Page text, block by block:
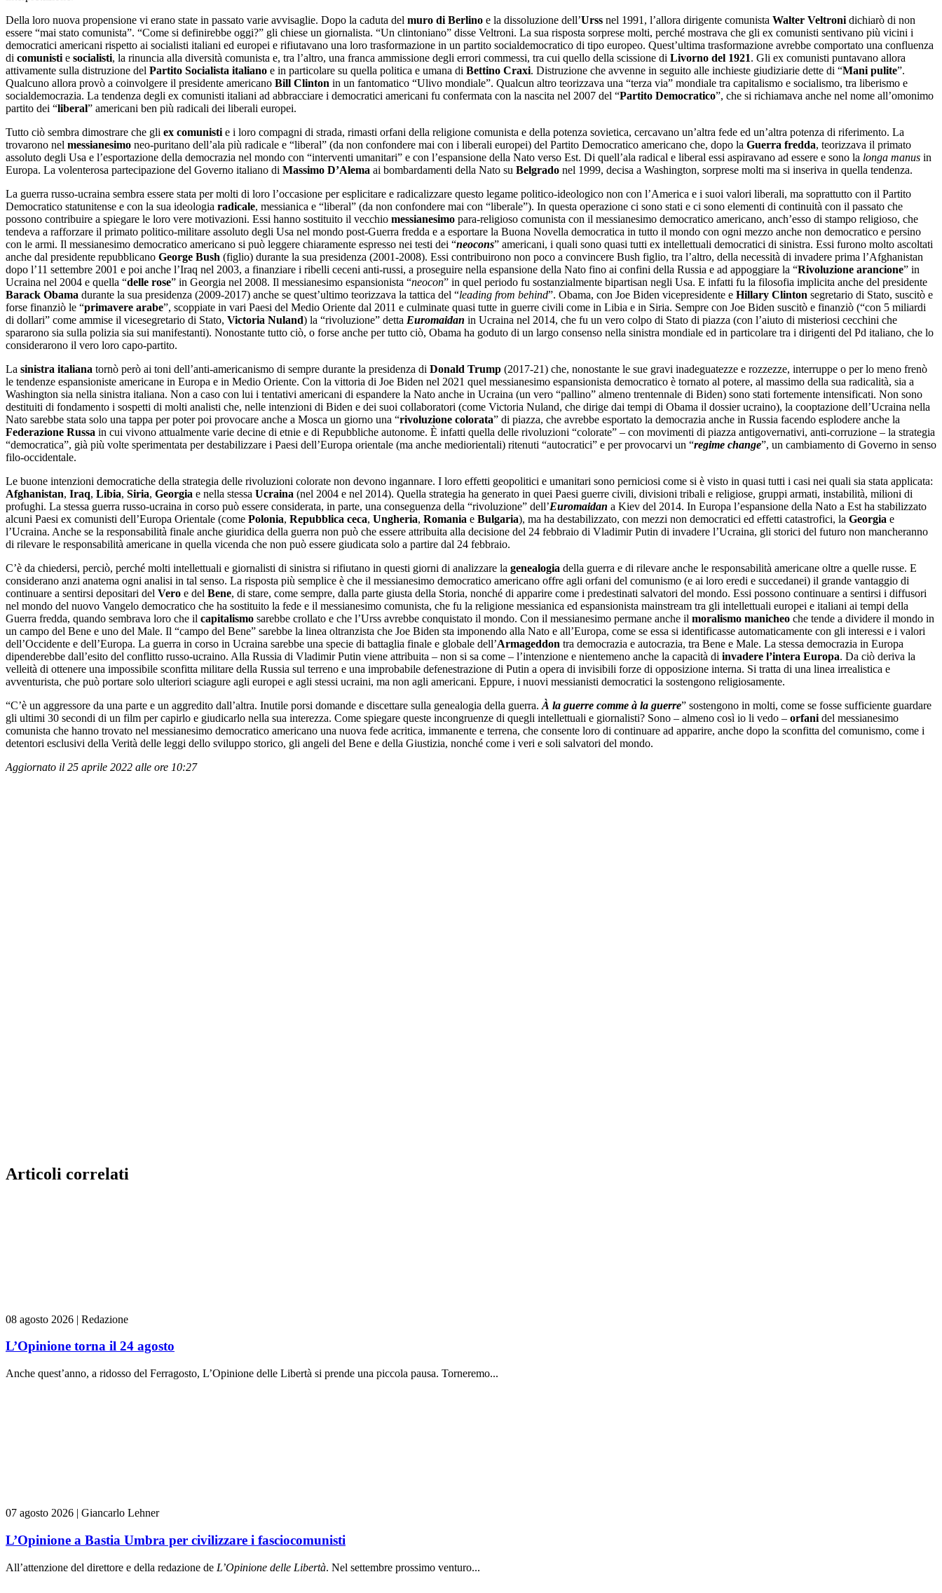
Della loro nuova propensione vi erano state in passato varie avvisaglie. Dopo la caduta del muro di Berlino e la dissoluzione dell’Urss nel 1991, l’allora dirigente comunista Walter Veltroni dichiarò di non
essere “mai stato comunista”. “Come si definirebbe oggi?” gli chiese un giornalista. “Un clintoniano” disse Veltroni. La sua risposta sorprese molti, perché mostrava che gli ex comunisti sentivano più vicini i
democratici americani rispetto ai socialisti italiani ed europei e rifiutavano una loro trasformazione in un partito socialdemocratico di tipo europeo. Quest’ultima trasformazione avrebbe comportato una confluenza
di comunisti e socialisti, la rinuncia alla diversità comunista e, tra l’altro, una franca ammissione degli errori commessi, tra cui quello della scissione di Livorno del 1921. Gli ex comunisti puntavano allora
attivamente sulla distruzione del Partito Socialista italiano e in particolare su quella politica e umana di Bettino Craxi. Distruzione che avvenne in seguito alle inchieste giudiziarie dette di “Mani pulite”.
Qualcuno allora provò a coinvolgere il presidente americano Bill Clinton in un fantomatico “Ulivo mondiale”. Qualcun altro teorizzava una “terza via” mondiale tra capitalismo e socialismo, tra liberismo e
socialdemocrazia. La tendenza degli ex comunisti italiani ad abbracciare i democratici americani fu confermata con la nascita nel 2007 del “Partito Democratico”, che si richiamava anche nel nome all’omonimo
partito dei “liberal” americani ben più radicali dei liberali europei.
Tutto ciò sembra dimostrare che gli ex comunisti e i loro compagni di strada, rimasti orfani della religione comunista e della potenza sovietica, cercavano un’altra fede ed un’altra potenza di riferimento. La
trovarono nel messianesimo neo-puritano dell’ala più radicale e “liberal” (da non confondere mai con i liberali europei) del Partito Democratico americano che, dopo la Guerra fredda, teorizzava il primato
assoluto degli Usa e l’esportazione della democrazia nel mondo con “interventi umanitari” e con l’espansione della Nato verso Est. Di quell’ala radical e liberal essi aspiravano ad essere e sono la longa manus in
Europa. La volenterosa partecipazione del Governo italiano di Massimo D’Alema ai bombardamenti della Nato su Belgrado nel 1999, decisa a Washington, sorprese molti ma si inseriva in quella tendenza.
La guerra russo-ucraina sembra essere stata per molti di loro l’occasione per esplicitare e radicalizzare questo legame politico-ideologico non con l’America e i suoi valori liberali, ma soprattutto con il Partito
Democratico statunitense e con la sua ideologia radicale, messianica e “liberal” (da non confondere mai con “liberale”). In questa operazione ci sono stati e ci sono elementi di continuità con il passato che
possono contribuire a spiegare le loro vere motivazioni. Essi hanno sostituito il vecchio messianesimo para-religioso comunista con il messianesimo democratico americano, anch’esso di stampo religioso, che
tendeva a rafforzare il primato politico-militare assoluto degli Usa nel mondo post-Guerra fredda e a esportare la Buona Novella democratica in tutto il mondo con ogni mezzo anche non democratico e persino
con le armi. Il messianesimo democratico americano si può leggere chiaramente espresso nei testi dei “neocons” americani, i quali sono quasi tutti ex intellettuali democratici di sinistra. Essi furono molto ascoltati
anche dal presidente repubblicano George Bush (figlio) durante la sua presidenza (2001-2008). Essi contribuirono non poco a convincere Bush figlio, tra l’altro, della necessità di invadere prima l’Afghanistan
dopo l’11 settembre 2001 e poi anche l’Iraq nel 2003, a finanziare i ribelli ceceni anti-russi, a proseguire nella espansione della Nato fino ai confini della Russia e ad appoggiare la “Rivoluzione arancione” in
Ucraina nel 2004 e quella “delle rose” in Georgia nel 2008. Il messianesimo espansionista “neocon” in quel periodo fu sostanzialmente bipartisan negli Usa. E infatti fu la filosofia implicita anche del presidente
Barack Obama durante la sua presidenza (2009-2017) anche se quest’ultimo teorizzava la tattica del “leading from behind”. Obama, con Joe Biden vicepresidente e Hillary Clinton segretario di Stato, suscitò e
forse finanziò le “primavere arabe”, scoppiate in vari Paesi del Medio Oriente dal 2011 e culminate quasi tutte in guerre civili come in Libia e in Siria. Sempre con Joe Biden suscitò e finanziò (“con 5 miliardi
di dollari” come ammise il vicesegretario di Stato, Victoria Nuland) la “rivoluzione” detta Euromaidan in Ucraina nel 2014, che fu un vero colpo di Stato di piazza (con l’aiuto di misteriosi cecchini che
spararono sia sulla polizia sia sui manifestanti). Nonostante tutto ciò, o forse anche per tutto ciò, Obama ha goduto di un largo consenso nella sinistra mondiale ed in particolare tra i dirigenti del Pd italiano, che lo
considerarono il vero loro capo-partito.
La sinistra italiana tornò però ai toni dell’anti-americanismo di sempre durante la presidenza di Donald Trump (2017-21) che, nonostante le sue gravi inadeguatezze e rozzezze, interruppe o per lo meno frenò
le tendenze espansioniste americane in Europa e in Medio Oriente. Con la vittoria di Joe Biden nel 2021 quel messianesimo espansionista democratico è tornato al potere, al massimo della sua radicalità, sia a
Washington sia nella sinistra italiana. Non a caso con lui i tentativi americani di espandere la Nato anche in Ucraina (un vero “pallino” almeno trentennale di Biden) sono stati fortemente intensificati. Non sono
destituiti di fondamento i sospetti di molti analisti che, nelle intenzioni di Biden e dei suoi collaboratori (come Victoria Nuland, che dirige dai tempi di Obama il dossier ucraino), la cooptazione dell’Ucraina nella
Nato sarebbe stata solo una tappa per poter poi provocare anche a Mosca un giorno una “rivoluzione colorata” di piazza, che avrebbe esportato la democrazia anche in Russia facendo esplodere anche la
Federazione Russa in cui vivono attualmente varie decine di etnie e di Repubbliche autonome. È infatti quella delle rivoluzioni “colorate” – con movimenti di piazza antigovernativi, anti-corruzione – la strategia
“democratica”, già più volte sperimentata per destabilizzare i Paesi dell’Europa orientale (ma anche mediorientali) ritenuti “autocratici” e per provocarvi un “regime change”, un cambiamento di Governo in senso
filo-occidentale.
Le buone intenzioni democratiche della strategia delle rivoluzioni colorate non devono ingannare. I loro effetti geopolitici e umanitari sono perniciosi come si è visto in quasi tutti i casi nei quali sia stata applicata:
Afghanistan, Iraq, Libia, Siria, Georgia e nella stessa Ucraina (nel 2004 e nel 2014). Quella strategia ha generato in quei Paesi guerre civili, divisioni tribali e religiose, gruppi armati, instabilità, milioni di
profughi. La stessa guerra russo-ucraina in corso può essere considerata, in parte, una conseguenza della “rivoluzione” dell’Euromaidan a Kiev del 2014. In Europa l’espansione della Nato a Est ha stabilizzato
alcuni Paesi ex comunisti dell’Europa Orientale (come Polonia, Repubblica ceca, Ungheria, Romania e Bulgaria), ma ha destabilizzato, con mezzi non democratici ed effetti catastrofici, la Georgia e
l’Ucraina. Anche se la responsabilità finale anche giuridica della guerra non può che essere attribuita alla decisione del 24 febbraio di Vladimir Putin di invadere l’Ucraina, gli storici del futuro non mancheranno
di rilevare le responsabilità americane in quella vicenda che non può essere giudicata solo a partire dal 24 febbraio.
C’è da chiedersi, perciò, perché molti intellettuali e giornalisti di sinistra si rifiutano in questi giorni di analizzare la genealogia della guerra e di rilevare anche le responsabilità americane oltre a quelle russe. E
considerano anzi anatema ogni analisi in tal senso. La risposta più semplice è che il messianesimo democratico americano offre agli orfani del comunismo (e ai loro eredi e succedanei) il grande vantaggio di
continuare a sentirsi depositari del Vero e del Bene, di stare, come sempre, dalla parte giusta della Storia, nonché di apparire come i predestinati salvatori del mondo. Essi possono continuare a sentirsi i diffusori
nel mondo del nuovo Vangelo democratico che ha sostituito la fede e il messianesimo comunista, che fu la religione messianica ed espansionista mainstream tra gli intellettuali europei e italiani ai tempi della
Guerra fredda, quando sembrava loro che il capitalismo sarebbe crollato e che l’Urss avrebbe conquistato il mondo. Con il messianesimo permane anche il moralismo manicheo che tende a dividere il mondo in
un campo del Bene e uno del Male. Il “campo del Bene” sarebbe la linea oltranzista che Joe Biden sta imponendo alla Nato e all’Europa, come se essa si identificasse automaticamente con gli interessi e i valori
dell’Occidente e dell’Europa. La guerra in corso in Ucraina sarebbe una specie di battaglia finale e globale dell’Armageddon tra democrazia e autocrazia, tra Bene e Male. La stessa democrazia in Europa
dipenderebbe dall’esito del conflitto russo-ucraino. Alla Russia di Vladimir Putin viene attribuita – non si sa come – l’intenzione e nientemeno anche la capacità di invadere l’intera Europa. Da ciò deriva la
velleità di ottenere una impossibile sconfitta militare della Russia sul terreno e una improbabile defenestrazione di Putin a opera di invisibili forze di opposizione interna. Si tratta di una linea irrealistica e
avventurista, che può portare solo ulteriori sciagure agli europei e agli stessi ucraini, ma non agli americani. Eppure, i nuovi messianisti democratici la sostengono religiosamente.
“C’è un aggressore da una parte e un aggredito dall’altra. Inutile porsi domande e discettare sulla genealogia della guerra. À la guerre comme à la guerre” sostengono in molti, come se fosse sufficiente guardare
gli ultimi 30 secondi di un film per capirlo e giudicarlo nella sua interezza. Come spiegare queste incongruenze di quegli intellettuali e giornalisti? Sono – almeno così io li vedo – orfani del messianesimo
comunista che hanno trovato nel messianesimo democratico americano una nuova fede acritica, immanente e terrena, che consente loro di continuare ad apparire, anche dopo la sconfitta del comunismo, come i
detentori esclusivi della Verità delle leggi dello sviluppo storico, gli angeli del Bene e della Giustizia, nonché come i veri e soli salvatori del mondo.
Aggiornato il 25 aprile 2022 alle ore 10:27
Articoli correlati
08 agosto 2026 | Redazione
L’Opinione torna il 24 agosto
Anche quest’anno, a ridosso del Ferragosto, L’Opinione delle Libertà si prende una piccola pausa. Torneremo...
07 agosto 2026 | Giancarlo Lehner
L’Opinione a Bastia Umbra per civilizzare i fasciocomunisti
All’attenzione del direttore e della redazione de L’Opinione delle Libertà. Nel settembre prossimo venturo...